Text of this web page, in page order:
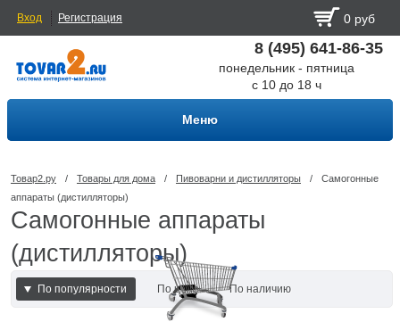
Вход Регистрация 0 руб
8 (495) 641-86-35
понедельник - пятница
с 10 до 18 ч
Меню
Товар2.ру / Товары для дома / Пивоварни и дистилляторы /
Самогонные
аппараты (дистилляторы)
Самогонные аппараты
(дистилляторы)
По популярности По цене
По наличию